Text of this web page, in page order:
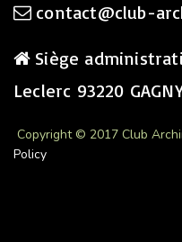
contact@club-
Siège
Leclerc 93220
Copyright © 2017 Club
Policy